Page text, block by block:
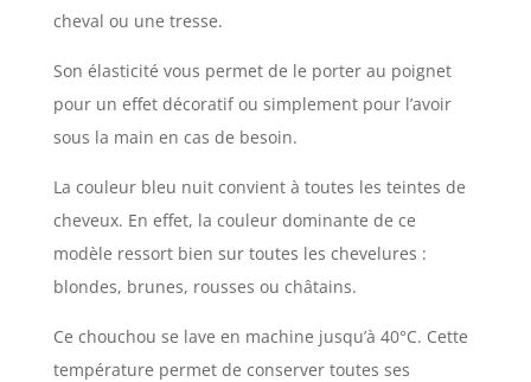
cheval ou une tresse.
Son élasticité vous permet de le porter au poignet
pour un effet décoratif ou simplement pour l’avoir
sous la main en cas de besoin.
La couleur bleu nuit convient à toutes les teintes de
cheveux. En effet, la couleur dominante de ce
modèle ressort bien sur toutes les chevelures :
blondes, brunes, rousses ou châtains.
Ce chouchou se lave en machine jusqu’à 40°C. Cette
température permet de conserver toutes ses